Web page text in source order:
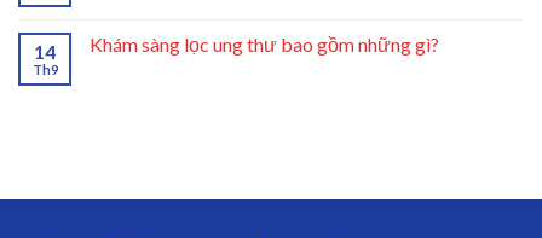
14
Th9
Khám sàng lọc ung thư bao gồm những gì?